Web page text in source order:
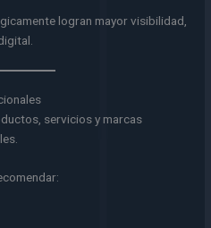
logran mayor visibilidad,
servicios y marcas